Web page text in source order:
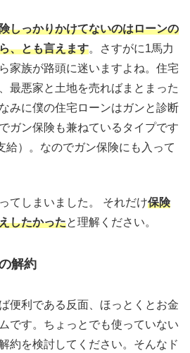
しっかりかけてないのはローンの
、とも言えます。さすがに1馬力
家族が路頭に迷いますよね。住宅
最悪家と土地を売ればまとまった
みに僕の住宅ローンはガンと診断
ガン保険も兼ねているタイプです
給）。なのでガン保険にも入って
てしまいました。 それだけ保険
したかったと理解ください。
解約
便利である反面、ほっとくとお金
です。ちょっとでも使っていない
約を検討してください。そんなド